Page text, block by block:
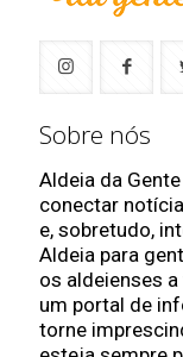
Sobre nós
Aldeia da
conectar
e, sobretudo,
Aldeia para
os aldeienses
um portal de
torne